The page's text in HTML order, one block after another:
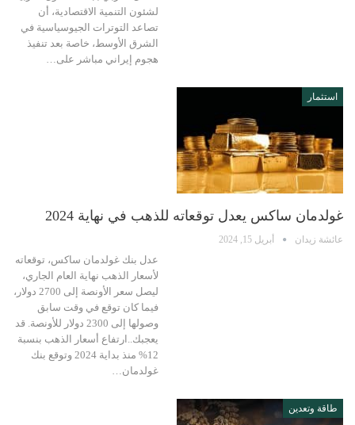
لشئون التنمية الاقتصادية، أن
تصاعد التوترات الجيوسياسية في
الشرق الأوسط، خاصة بعد تنفيذ
هجوم إيراني مباشر على…
استثمار
غولدمان ساكس يعدل توقعاته للذهب في نهاية 2024
عائشة زيدان أبريل 15, 2024
عدل بنك غولدمان ساكس، توقعاته
لأسعار الذهب نهاية العام الجاري،
ليصل سعر الأونصة إلى 2700 دولار،
فيما كان توقع في وقت سابق
وصولها إلى 2300 دولار للأونصة. قد
يعجبك..ارتفاع أسعار الذهب بنسبة
12% منذ بداية 2024 وتوقع بنك
غولدمان…
طاقة وتعدين